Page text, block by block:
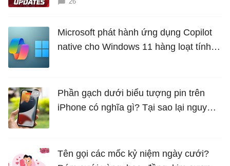
Microsoft phát hành ứng dụng Copilot
native cho Windows 11 hàng loạt tính
Phần gạch dưới biểu tượng pin trên
iPhone có nghĩa gì? Tại sao lại nguy
Tên gọi các mốc kỷ niệm ngày cưới?